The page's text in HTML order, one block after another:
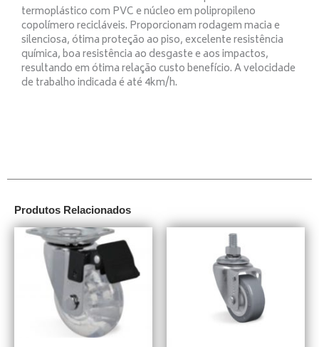
termoplástico com PVC e núcleo em polipropileno
copolímero recicláveis. Proporcionam rodagem macia e
silenciosa, ótima proteção ao piso, excelente resistência
química, boa resistência ao desgaste e aos impactos,
resultando em ótima relação custo benefício. A velocidade
de trabalho indicada é até 4km/h.
Produtos Relacionados